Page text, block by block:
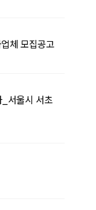
체 모집공고
서울시 서초